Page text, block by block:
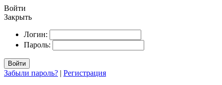
Войти
Закрыть
Логин:
Пароль:
Войти
Забыли пароль? | Регистрация